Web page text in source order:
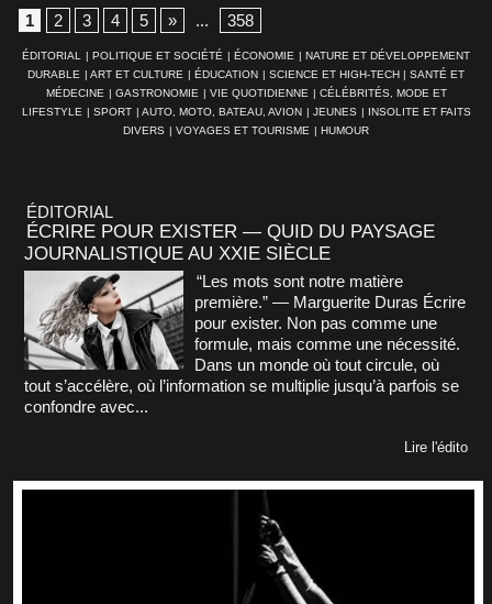
1
2 3 4 5 » ... 358
ÉDITORIAL | POLITIQUE ET SOCIÉTÉ | ÉCONOMIE | NATURE ET DÉVELOPPEMENT
DURABLE | ART ET CULTURE | ÉDUCATION | SCIENCE ET HIGH-TECH | SANTÉ ET
MÉDECINE | GASTRONOMIE | VIE QUOTIDIENNE | CÉLÉBRITÉS, MODE ET
LIFESTYLE | SPORT | AUTO, MOTO, BATEAU, AVION | JEUNES | INSOLITE ET FAITS
DIVERS | VOYAGES ET TOURISME | HUMOUR
ÉDITORIAL
ÉCRIRE POUR EXISTER — QUID DU PAYSAGE
JOURNALISTIQUE AU XXIE SIÈCLE
“Les mots sont notre matière
première.” — Marguerite Duras Écrire
pour exister. Non pas comme une
formule, mais comme une nécessité.
Dans un monde où tout circule, où
tout s’accélère, où l’information se multiplie jusqu’à parfois se
confondre avec...
Lire l'édito